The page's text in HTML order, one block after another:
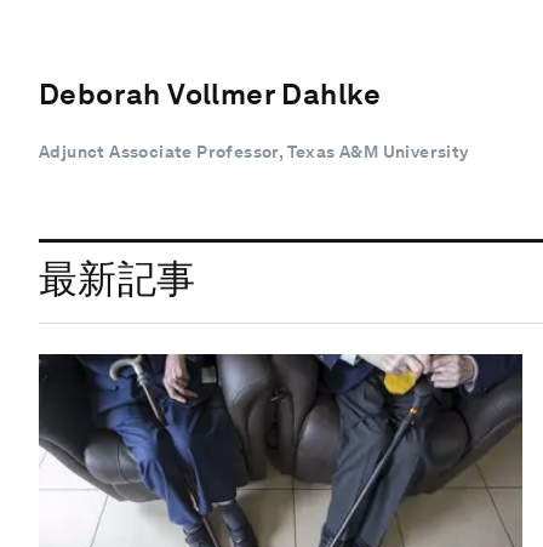
Deborah Vollmer Dahlke
Adjunct Associate Professor, Texas A&M University
最新記事